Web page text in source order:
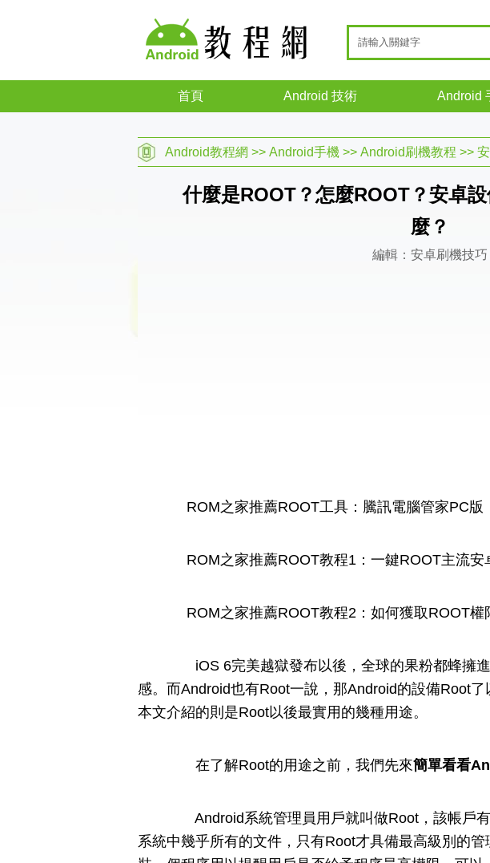
首頁 Android 技術 Android
Android教程網 >> Android手機 >> Android刷機教程 >>
什麼是ROOT？怎麼ROOT？安卓
麼？
編輯：安卓刷機技巧
ROM之家推薦ROOT工具：騰訊電腦管家PC版
ROM之家推薦ROOT教程1：一鍵ROOT主流安
ROM之家推薦ROOT教程2：如何獲取ROOT權
iOS 6完美越獄發布以後，全球的果粉都蜂擁進
感。而Android也有Root一說，那Android的設備Root
本文介紹的則是Root以後最實用的幾種用途。
在了解Root的用途之前，我們先來簡單看看
Android系統管理員用戶就叫做Root，該帳戶有
系統中幾乎所有的文件，只有Root才具備最高級別的